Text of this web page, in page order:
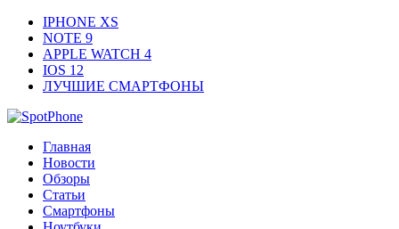
IPHONE XS
NOTE 9
APPLE WATCH 4
IOS 12
ЛУЧШИЕ СМАРТФОНЫ
Главная
Новости
Обзоры
Статьи
Смартфоны